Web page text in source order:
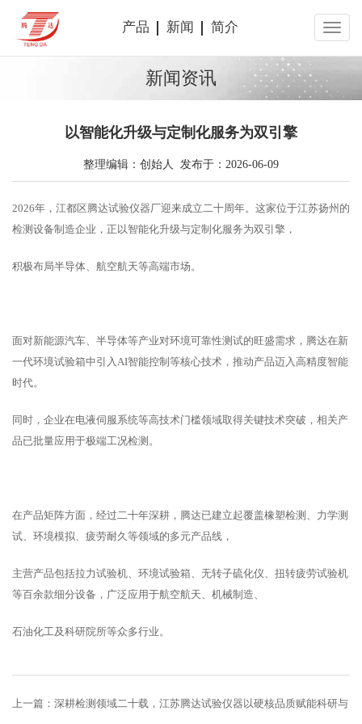
产品 新闻 简介
新闻资讯
以智能化升级与定制化服务为双引擎
整理编辑：创始人 发布于：2026-06-09
2026年，江都区腾达试验仪器厂迎来成立二十周年。这家位于江苏扬州的
检测设备制造企业，正以智能化升级与定制化服务为双引擎，
积极布局半导体、航空航天等高端市场。
面对新能源汽车、半导体等产业对环境可靠性测试的旺盛需求，腾达在新
一代环境试验箱中引入AI智能控制等核心技术，推动产品迈入高精度智能
时代。
同时，企业在电液伺服系统等高技术门槛领域取得关键技术突破，相关产
品已批量应用于极端工况检测。
在产品矩阵方面，经过二十年深耕，腾达已建立起覆盖橡塑检测、力学测
试、环境模拟、疲劳耐久等领域的多元产品线，
主营产品包括拉力试验机、环境试验箱、无转子硫化仪、扭转疲劳试验机
等百余款细分设备，广泛应用于航空航天、机械制造、
石油化工及科研院所等众多行业。
上一篇： 深耕检测领域二十载，江苏腾达试验仪器以硬核品质赋能科研与